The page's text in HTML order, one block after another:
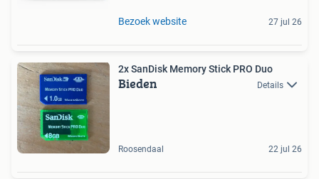
Bezoek website 27 jul 26
2x SanDisk Memory Stick PRO Duo
Bieden Details
Roosendaal 22 jul 26